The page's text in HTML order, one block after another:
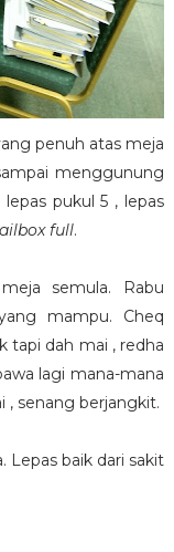
penuh atas meja
menggunung
lepas pukul 5 , lepas
full.
semula. Rabu
mampu. Cheq
tapi dah mai , redha
lagi mana-mana
, senang berjangkit.
Lepas baik dari sakit